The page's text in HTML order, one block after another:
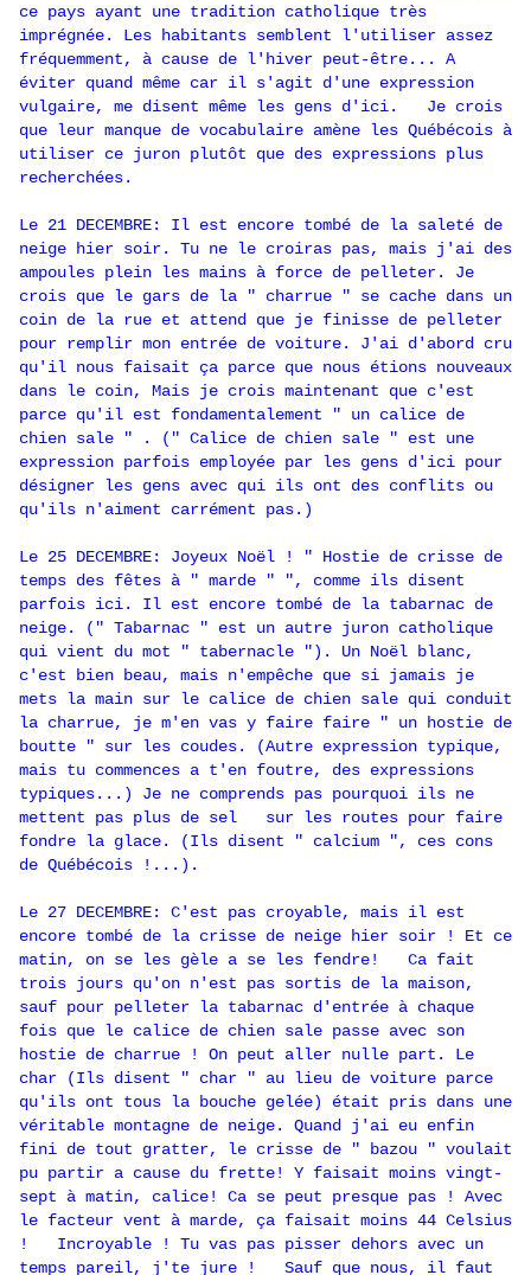
ce pays ayant une tradition catholique très
imprégnée. Les habitants semblent l'utiliser assez
fréquemment, à cause de l'hiver peut-être... A
éviter quand même car il s'agit d'une expression
vulgaire, me disent même les gens d'ici. Je crois
que leur manque de vocabulaire amène les Québécois à
utiliser ce juron plutôt que des expressions plus
recherchées.
Le 21 DECEMBRE: Il est encore tombé de la saleté de
neige hier soir. Tu ne le croiras pas, mais j'ai des
ampoules plein les mains à force de pelleter. Je
crois que le gars de la " charrue " se cache dans un
coin de la rue et attend que je finisse de pelleter
pour remplir mon entrée de voiture. J'ai d'abord cru
qu'il nous faisait ça parce que nous étions nouveaux
dans le coin, Mais je crois maintenant que c'est
parce qu'il est fondamentalement " un calice de
chien sale " . (" Calice de chien sale " est une
expression parfois employée par les gens d'ici pour
désigner les gens avec qui ils ont des conflits ou
qu'ils n'aiment carrément pas.)
Le 25 DECEMBRE: Joyeux Noël ! " Hostie de crisse de
temps des fêtes à " marde " ", comme ils disent
parfois ici. Il est encore tombé de la tabarnac de
neige. (" Tabarnac " est un autre juron catholique
qui vient du mot " tabernacle "). Un Noël blanc,
c'est bien beau, mais n'empêche que si jamais je
mets la main sur le calice de chien sale qui conduit
la charrue, je m'en vas y faire faire " un hostie de
boutte " sur les coudes. (Autre expression typique,
mais tu commences a t'en foutre, des expressions
typiques...) Je ne comprends pas pourquoi ils ne
mettent pas plus de sel sur les routes pour faire
fondre la glace. (Ils disent " calcium ", ces cons
de Québécois !...).
Le 27 DECEMBRE: C'est pas croyable, mais il est
encore tombé de la crisse de neige hier soir ! Et ce
matin, on se les gèle a se les fendre! Ca fait
trois jours qu'on n'est pas sortis de la maison,
sauf pour pelleter la tabarnac d'entrée à chaque
fois que le calice de chien sale passe avec son
hostie de charrue ! On peut aller nulle part. Le
char (Ils disent " char " au lieu de voiture parce
qu'ils ont tous la bouche gelée) était pris dans une
véritable montagne de neige. Quand j'ai eu enfin
fini de tout gratter, le crisse de " bazou " voulait
pu partir a cause du frette! Y faisait moins vingt-
sept à matin, calice! Ca se peut presque pas ! Avec
le facteur vent à marde, ça faisait moins 44 Celsius
! Incroyable ! Tu vas pas pisser dehors avec un
temps pareil, j'te jure ! Sauf que nous, il faut